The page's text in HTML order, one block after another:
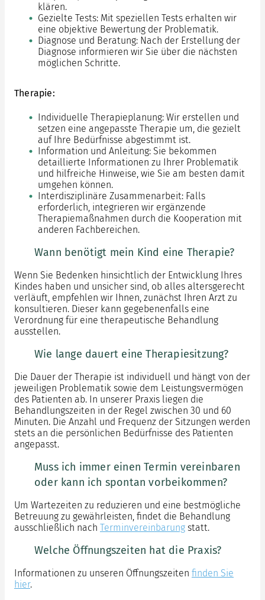
klären.
Gezielte Tests: Mit speziellen Tests erhalten wir
eine objektive Bewertung der Problematik.
Diagnose und Beratung: Nach der Erstellung der
Diagnose informieren wir Sie über die nächsten
möglichen Schritte.
Therapie:
Individuelle Therapieplanung: Wir erstellen und
setzen eine angepasste Therapie um, die gezielt
auf Ihre Bedürfnisse abgestimmt ist.
Information und Anleitung: Sie bekommen
detaillierte Informationen zu Ihrer Problematik
und hilfreiche Hinweise, wie Sie am besten damit
umgehen können.
Interdisziplinäre Zusammenarbeit: Falls
erforderlich, integrieren wir ergänzende
Therapiemaßnahmen durch die Kooperation mit
anderen Fachbereichen.
Wann benötigt mein Kind eine Therapie?
Wenn Sie Bedenken hinsichtlich der Entwicklung Ihres
Kindes haben und unsicher sind, ob alles altersgerecht
verläuft, empfehlen wir Ihnen, zunächst Ihren Arzt zu
konsultieren. Dieser kann gegebenenfalls eine
Verordnung für eine therapeutische Behandlung
ausstellen.
Wie lange dauert eine Therapiesitzung?
Die Dauer der Therapie ist individuell und hängt von der
jeweiligen Problematik sowie dem Leistungsvermögen
des Patienten ab. In unserer Praxis liegen die
Behandlungszeiten in der Regel zwischen 30 und 60
Minuten. Die Anzahl und Frequenz der Sitzungen werden
stets an die persönlichen Bedürfnisse des Patienten
angepasst.
Muss ich immer einen Termin vereinbaren
oder kann ich spontan vorbeikommen?
Um Wartezeiten zu reduzieren und eine bestmögliche
Betreuung zu gewährleisten, findet die Behandlung
ausschließlich nach Terminvereinbarung statt.
Welche Öffnungszeiten hat die Praxis?
Informationen zu unseren Öffnungszeiten finden Sie
hier.